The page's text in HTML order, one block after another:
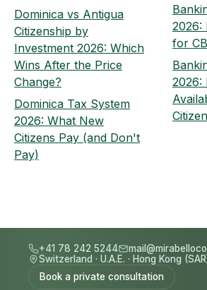
Dominica vs Antigua
Citizenship by
Investment 2026: Which
Wins After the Price
Change?
Dominica Tax System
2026: What New
Citizens Pay (and Don't
Pay)
2026:
for
2026:
+41 78 242 5244
Switzerland · U.A.E. · Hong Kong
Book a private consultation